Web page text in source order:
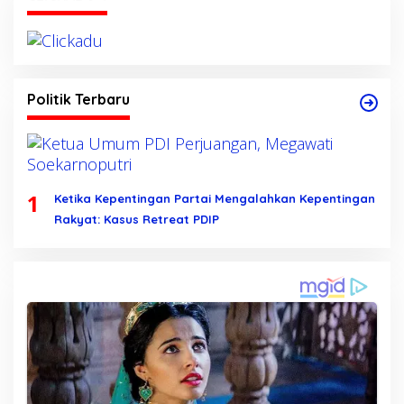
Politik Terbaru
1
Ketika Kepentingan Partai Mengalahkan Kepentingan
Rakyat: Kasus Retreat PDIP